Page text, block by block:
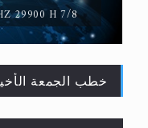
29900 H 7/8
خطب الجمعة